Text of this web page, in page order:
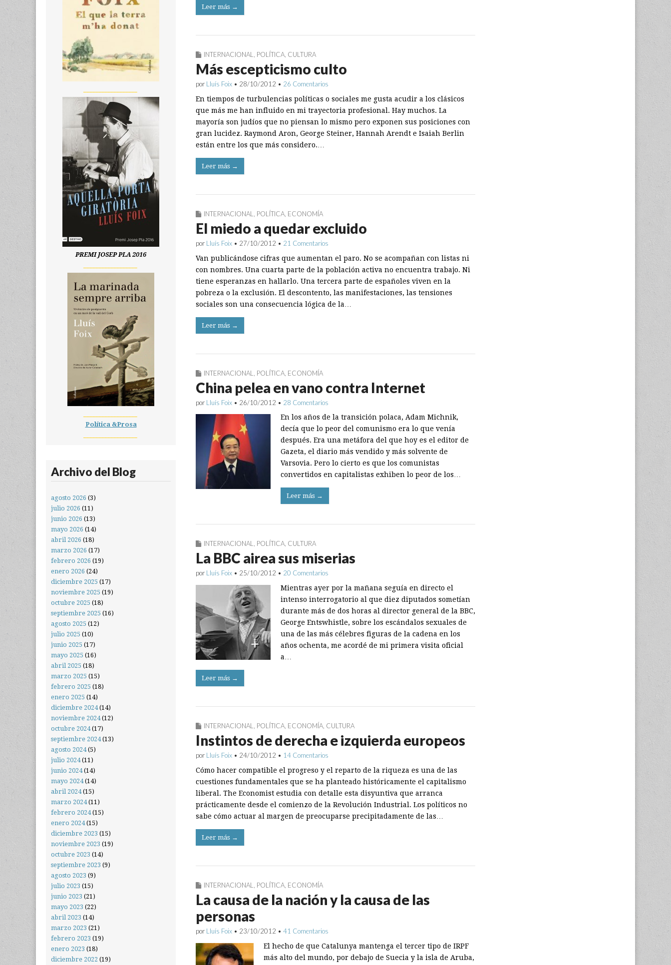
Leer más →
INTERNACIONAL POLÍTICA CULTURA
Más escepticismo culto
por Lluís Foix • 28/10/2012 • 26 Comentarios
En tiempos de turbulencias políticas o sociales me gusta acudir a los clásicos
que más me han influido en mi trayectoria profesional. Hay muchos. La
mayoría son judíos que no piensan lo mismo pero exponen sus posiciones con
gran lucidez. Raymond Aron, George Steiner, Hannah Arendt e Isaiah Berlin
están entre los que más considero.…
Leer más →
INTERNACIONAL POLÍTICA ECONOMÍA
El miedo a quedar excluido
por Lluís Foix • 27/10/2012 • 21 Comentarios
Van publicándose cifras que aumentan el paro. No se acompañan con listas ni
con nombres. Una cuarta parte de la población activa no encuentra trabajo. Ni
tiene esperanzas en hallarlo. Una tercera parte de españoles viven en la
pobreza o la exclusión. El descontento, las manifestaciones, las tensiones
sociales son una consecuencia lógica de la…
Leer más →
INTERNACIONAL POLÍTICA ECONOMÍA
China pelea en vano contra Internet
por Lluís Foix • 26/10/2012 • 28 Comentarios
En los años de la transición polaca, Adam Michnik,
decía que lo peor del comunismo era lo que venía
después. Era una metáfora del que hoy es el editor de
Gazeta, el diario más vendido y más solvente de
Varsovia. Pero lo cierto es que los comunistas
convertidos en capitalistas exhiben lo peor de los…
Leer más →
INTERNACIONAL, POLÍTICA, CULTURA
La BBC airea sus miserias
por Lluís Foix • 25/10/2012 • 20 Comentarios
Mientras ayer por la mañana seguía en directo el
intenso interrogatorio al que diez diputados sometían
durante más de dos horas al director general de la BBC,
George Entswhistle, sobre los escándalos sexuales de
una de las más célebres figuras de la cadena en los
años ochenta, me acordé de mi primera visita oficial
a…
Leer más →
INTERNACIONAL, POLÍTICA, ECONOMÍA, CULTURA
Instintos de derecha e izquierda europeos
por Lluís Foix • 24/10/2012 • 14 Comentarios
Cómo hacer compatible el progreso y el reparto de la riqueza es una de las
cuestiones fundamentales que se ha planteado históricamente el capitalismo
liberal. The Economist estudia con detalle esta disyuntiva que arranca
prácticamente desde el comienzo de la Revolución Industrial. Los políticos no
sabe cómo actuar al margen de preocuparse precipitadamente de las…
Leer más →
INTERNACIONAL POLÍTICA ECONOMÍA
La causa de la nación y la causa de las
personas
por Lluís Foix • 23/10/2012 • 41 Comentarios
El hecho de que Catalunya mantenga el tercer tipo de IRPF
más alto del mundo, por debajo de Suecia y la isla de Aruba,
PREMI JOSEP PLA 2016
Política &Prosa
Archivo del Blog
agosto 2026 (3)
julio 2026 (11)
junio 2026 (13)
mayo 2026 (14)
abril 2026 (18)
marzo 2026 (17)
febrero 2026 (19)
enero 2026 (24)
diciembre 2025 (17)
noviembre 2025 (19)
octubre 2025 (18)
septiembre 2025 (16)
agosto 2025 (12)
julio 2025 (10)
junio 2025 (17)
mayo 2025 (16)
abril 2025 (18)
marzo 2025 (15)
febrero 2025 (18)
enero 2025 (14)
diciembre 2024(14)
noviembre 2024(12)
octubre 2024(17)
septiembre 2024(13)
agosto 2024(5)
julio 2024(11)
junio 2024(14)
mayo 2024(14)
abril 2024(15)
marzo 2024(11)
febrero 2024(15)
enero 2024(15)
diciembre 2023 (15)
noviembre 2023 (19)
octubre 2023 (14)
septiembre 2023 (9)
agosto 2023 (9)
julio 2023 (15)
junio 2023 (21)
mayo 2023 (22)
abril 2023 (14)
marzo 2023 (21)
febrero 2023 (19)
enero 2023 (18)
diciembre 2022 (19)